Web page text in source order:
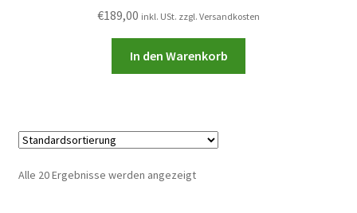
€189,00 inkl. USt. zzgl. Versandkosten
In den Warenkorb
Alle 20 Ergebnisse werden angezeigt